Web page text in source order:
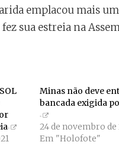
emplacou mais
sua estreia na
Minas não deve
bancada exigida
24 de novembro de
Em "Holofote"